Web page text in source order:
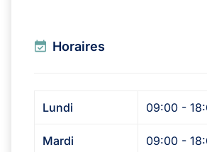
Horaires
Lundi 09:00 -
Mardi 09:00 -